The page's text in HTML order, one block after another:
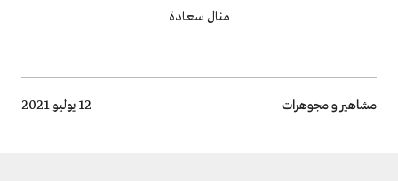
منال سعادة
Breadcrumb
مشاهير و مجوهرات